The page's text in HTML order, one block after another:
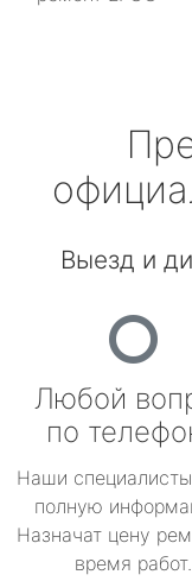
Выезд и
Любой
по
Наши
полную
Назначат цену
время работ.